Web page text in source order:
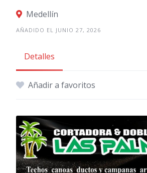
Medellín
AÑADIDO EL JUNIO 27, 2026
Detalles
Añadir a favoritos